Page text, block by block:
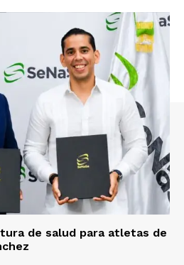
de salud para atletas de